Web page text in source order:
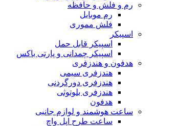
رم و فلش و حافظه
رم موبایل
فلش مموری
اسپیکر
اسپیکر قابل حمل
اسپیکر چمدانی و پارتی باکس
هدفون و هندزفری
هندزفری سیمی
هندزفری دورگردنی
هندزفری بلوتوثی
هدفون
ساعت هوشمند و لوازم جانبی
ساعت طرح اپل واچ